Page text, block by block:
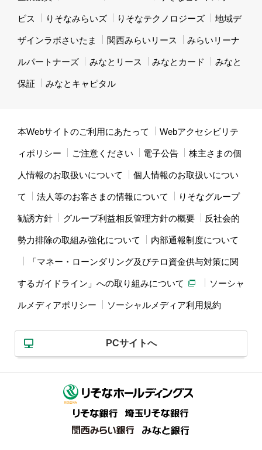
ビス りそなみらいズ りそなテクノロジーズ 地域デ
ザインラボさいたま 関西みらいリース みらいリーナ
ルパートナーズ みなとリース みなとカード みなと
保証 みなとキャピタル
本Webサイトのご利用にあたって Webアクセシビリテ
ィポリシー ご注意ください 電子公告 株主さまの個
人情報のお取扱いについて 個人情報のお取扱いについ
て 法人等のお客さまの情報について りそなグループ
勧誘方針 グループ利益相反管理方針の概要 反社会的
勢力排除の取組み強化について 内部通報制度について
「マネー・ローンダリング及びテロ資金供与対策に関
するガイドライン」への取り組みについて ソーシャ
ルメディアポリシー ソーシャルメディア利用規約
PCサイトへ